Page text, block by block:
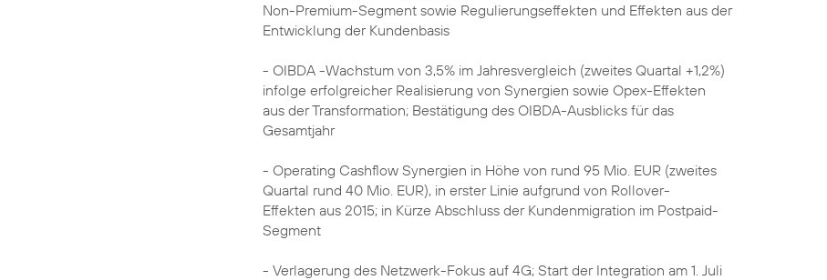
Non-Premium-Segment sowie Regulierungseffekten und Effekten aus der
Entwicklung der Kundenbasis
- OIBDA -Wachstum von 3,5% im Jahresvergleich (zweites Quartal +1,2%)
infolge erfolgreicher Realisierung von Synergien sowie Opex-Effekten
aus der Transformation; Bestätigung des OIBDA-Ausblicks für das
Gesamtjahr
- Operating Cashflow Synergien in Höhe von rund 95 Mio. EUR (zweites
Quartal rund 40 Mio. EUR), in erster Linie aufgrund von Rollover-
Effekten aus 2015; in Kürze Abschluss der Kundenmigration im Postpaid-
Segment
- Verlagerung des Netzwerk-Fokus auf 4G; Start der Integration am 1. Juli